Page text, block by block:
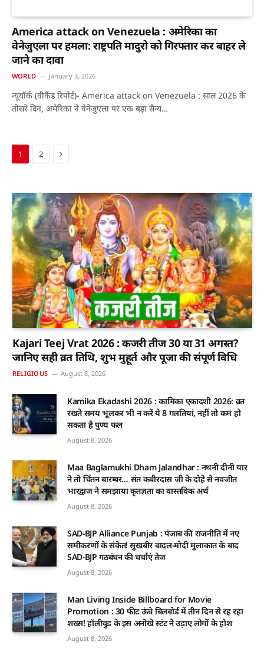
America attack on Venezuela : अमेरिका का
वेनेजुएला पर हमला: राष्ट्रपति मादुरो को गिरफ्तार कर बाहर ले
जाने का दावा
WORLD January 3, 2026
न्यूयॉर्क (वीकैंड रिपोर्ट)- America attack on Venezuela : साल 2026 के
तीसरे दिन, अमेरिका ने वेनेजुएला पर एक बड़ा सैन्य…
1 2 Next
Kajari Teej Vrat 2026 : कजरी तीज 30 या 31 अगस्त?
जानिए सही व्रत तिथि, शुभ मुहूर्त और पूजा की संपूर्ण विधि
RELIGIOUS August 8, 2026
Kamika Ekadashi 2026 : कामिका एकादशी 2026: व्रत
रखते समय भूलकर भी न करें ये 8 गलतियां, नहीं तो कम हो
सकता है पुण्य फल
August 8, 2026
Maa Baglamukhi Dham Jalandhar : नथनी दीनी यार
ने तो चिंतन बारम्बर… संत कबीरदास जी के दोहे से नवजीत
भारद्वाज ने समझाया कृतज्ञता का वास्तविक अर्थ
August 8, 2026
SAD-BJP Alliance Punjab : पंजाब की राजनीति में नए
समीकरणों के संकेत! सुखबीर बादल-मोदी मुलाकात के बाद
SAD-BJP गठबंधन की चर्चाएं तेज
August 8, 2026
Man Living Inside Billboard for Movie
Promotion : 30 फीट ऊंचे बिलबोर्ड में तीन दिन से रह रहा
शख्स! हॉलीवुड के इस अनोखे स्टंट ने उड़ाए लोगों के होश
August 8, 2026